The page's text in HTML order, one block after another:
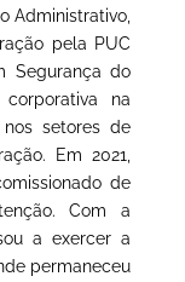
Administrativo,
pela PUC
Segurança do
na
nos setores de
Em 2021,
de
Com a
a exercer a
permaneceu